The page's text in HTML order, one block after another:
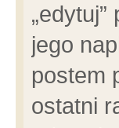
jego
postem
ostatni